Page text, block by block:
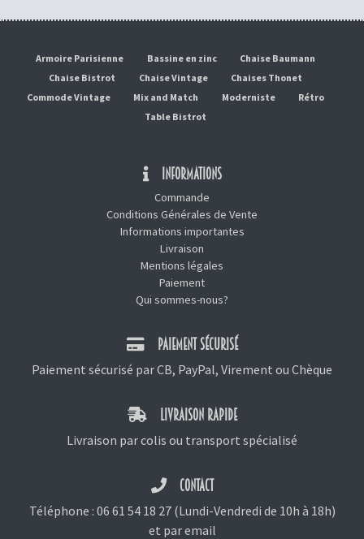
Armoire Parisienne Bassine en zinc
Chaise Baumann
Chaise Bistrot
Chaise Vintage
Chaises Thonet
Commode Vintage
Mix and Match Moderniste
Rétro
Table Bistrot
INFORMATIONS
Commande
Conditions Générales de Vente
Informations importantes
Livraison
Mentions légales
Paiement
Qui sommes-nous?
PAIEMENT SÉCURISÉ
Paiement sécurisé par CB, PayPal, Virement ou Chèque
LIVRAISON RAPIDE
Livraison par colis ou transport spécialisé
CONTACT
Téléphone : 06 61 54 18 27(Lundi-Vendredi de 10h à 18h)
et par email